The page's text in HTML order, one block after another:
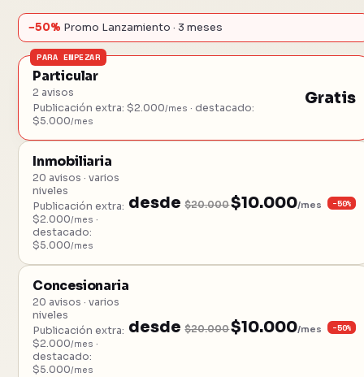
−50% Promo Lanzamiento · 3 meses
PARA EMPEZAR
Particular
2 avisos
Publicación extra: $2.000/mes · destacado:
$5.000/mes
Gratis
Inmobiliaria
20 avisos · varios
niveles
Publicación extra:
$2.000/mes ·
destacado:
$5.000/mes
desde$20.000$10.000/mes −50%
Concesionaria
20 avisos · varios
niveles
Publicación extra:
$2.000/mes ·
destacado:
$5.000/mes
desde$20.000$10.000/mes −50%